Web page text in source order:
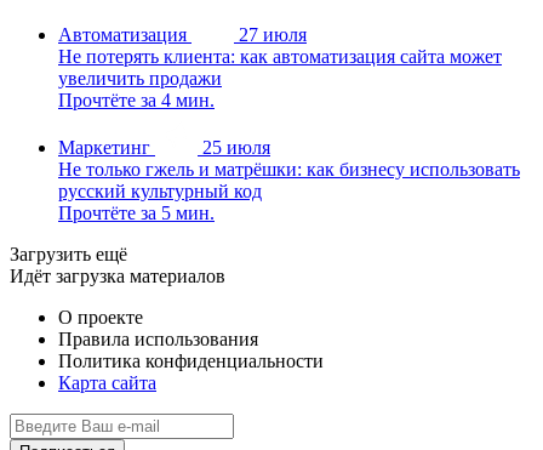
Автоматизация
27 июля
Не потерять клиента: как автоматизация сайта может
увеличить продажи
Прочтёте за 4 мин.
Маркетинг
25 июля
Не только гжель и матрёшки: как бизнесу использовать
русский культурный код
Прочтёте за 5 мин.
Загрузить ещё
Идёт загрузка материалов
О проекте
Правила использования
Политика конфиденциальности
Карта сайта